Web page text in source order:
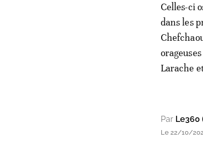
Celles-ci
dans les
Larache
Par Le360
Le 22/10/